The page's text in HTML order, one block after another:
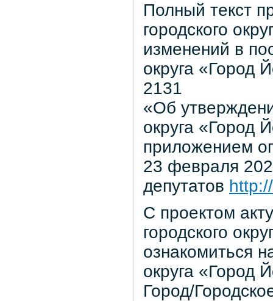
Полный текст
городского
изменений в
округа «Город
2131
«Об
округа «Город
приложением
23 февраля
депутатов
С проектом
городского
ознакомиться
округа «Город
Город/